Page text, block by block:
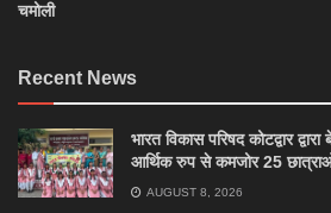
चमोली
Recent News
भारत विकास परिषद कोटद्वार
आर्थिक रुप से कमजोर 25 छात्राओं
AUGUST 8, 2026